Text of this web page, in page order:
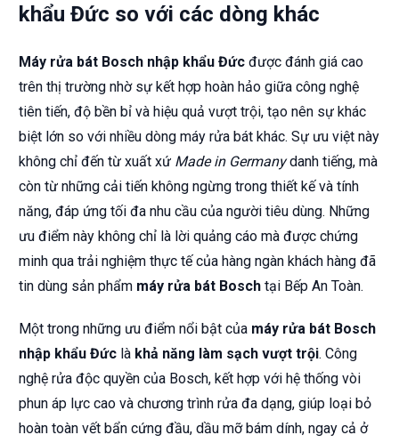
khẩu Đức so với các dòng khác
Máy rửa bát Bosch nhập khẩu Đức được đánh giá cao
trên thị trường nhờ sự kết hợp hoàn hảo giữa công nghệ
tiên tiến, độ bền bỉ và hiệu quả vượt trội, tạo nên sự khác
biệt lớn so với nhiều dòng máy rửa bát khác. Sự ưu việt này
không chỉ đến từ xuất xứ Made in Germanydanh tiếng, mà
còn từ những cải tiến không ngừng trong thiết kế và tính
năng, đáp ứng tối đa nhu cầu của người tiêu dùng. Những
ưu điểm này không chỉ là lời quảng cáo mà được chứng
minh qua trải nghiệm thực tế của hàng ngàn khách hàng đã
tin dùng sản phẩm máy rửa bát Bosch tại Bếp An Toàn.
Một trong những ưu điểm nổi bật của máy rửa bát Bosch
nhập khẩu Đức là khả năng làm sạch vượt trội. Công
nghệ rửa độc quyền của Bosch, kết hợp với hệ thống vòi
phun áp lực cao và chương trình rửa đa dạng, giúp loại bỏ
hoàn toàn vết bẩn cứng đầu, dầu mỡ bám dính, ngay cả ở